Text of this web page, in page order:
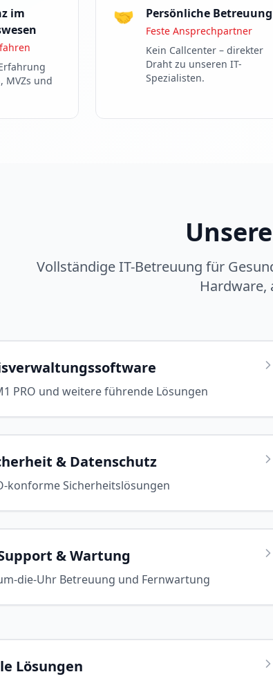
im
MVZs und
🤝 Persönliche Betreuung
Feste Ansprechpartner
Kein Callcenter – direkter
Draht zu unseren IT-
Spezialisten.
Vollständige IT-Betreuung für
Hardware,
PRO und weitere führende Lösungen
& Datenschutz
konforme Sicherheitslösungen
& Wartung
die-Uhr Betreuung und Fernwartung
Lösungen